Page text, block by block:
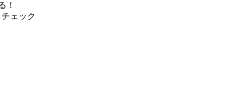
！
ェック